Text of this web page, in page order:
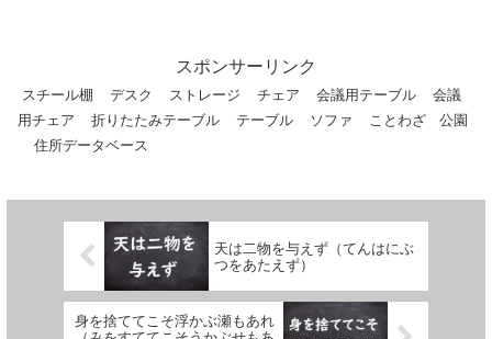
スポンサーリンク
スチール棚 デスク ストレージ チェア 会議用テーブル
会議
用チェア
折りたたみテーブル テーブル ソファ ことわざ
公園
住所データベース
天は二物を与えず（てんはにぶ
つをあたえず）
身を捨ててこそ浮かぶ瀬もあれ